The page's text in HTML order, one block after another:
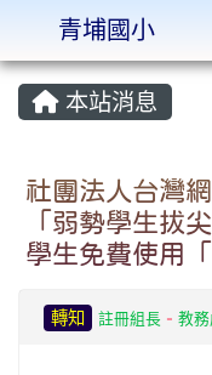
:::
本站消息
社團法人台灣
「弱勢學生拔
學生免費使用
轉知 註冊組長- 教務
青埔國小